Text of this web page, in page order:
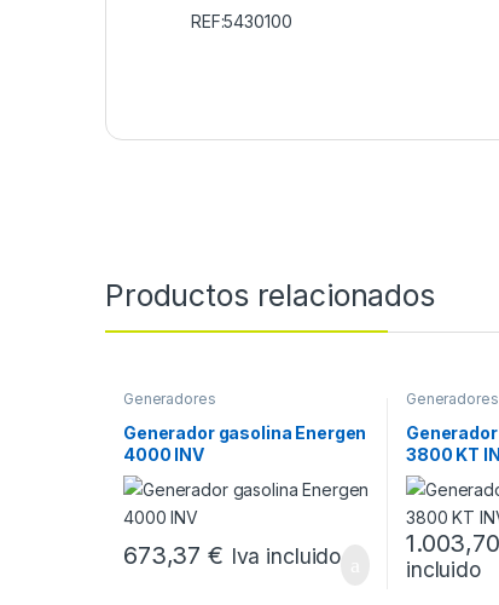
REF:5430100
Productos relacionados
Generadores
Generador gasolina Energen
4000 INV
673,37€ Iva incluido
Generadores
3800 KT
1.003,70
incluido